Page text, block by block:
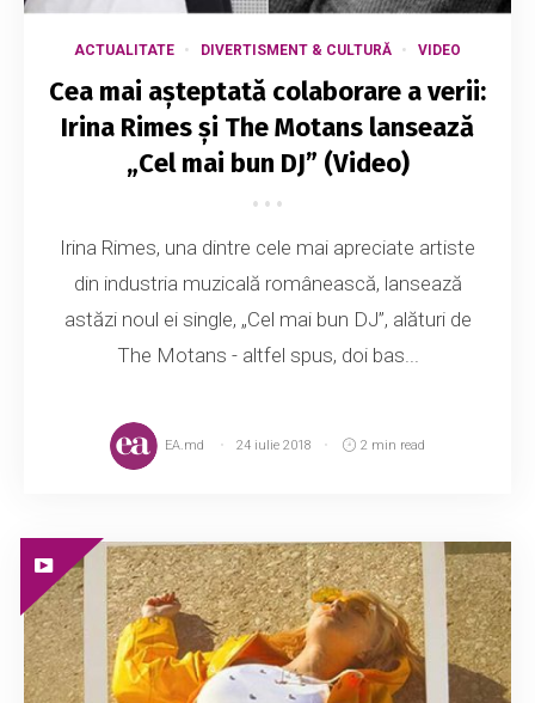
ACTUALITATE DIVERTISMENT & CULTURĂ VIDEO
Cea mai așteptată colaborare a verii:
Irina Rimes și The Motans lansează
„Cel mai bun DJ” (Video)
Irina Rimes, una dintre cele mai apreciate artiste
din industria muzicală românească, lansează
astăzi noul ei single, „Cel mai bun DJ”, alături de
The Motans - altfel spus, doi bas...
EA.md 24 iulie 2018 2 min read